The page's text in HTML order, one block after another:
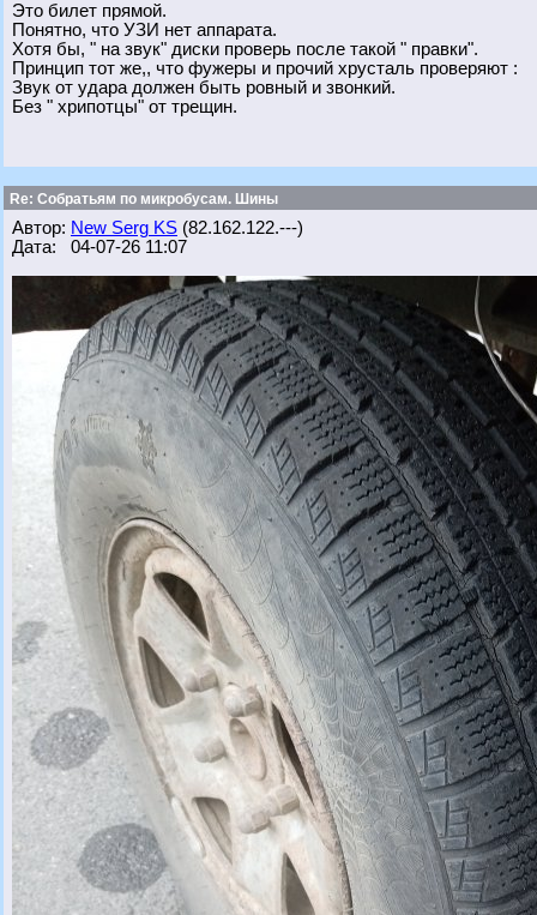
Это билет прямой.
Понятно, что УЗИ нет аппарата.
Хотя бы, " на звук" диски проверь после такой " правки".
Принцип тот же,, что фужеры и прочий хрусталь проверяют :
Звук от удара должен быть ровный и звонкий.
Без " хрипотцы" от трещин.
Re: Собратьям по микробусам. Шины
Автор: New Serg KS (82.162.122.---)
Дата: 04-07-26 11:07